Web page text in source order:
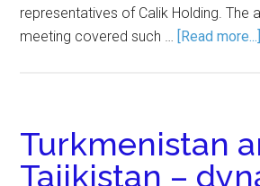
representatives of Calik Holding. The
meeting covered such … [Read more...]
Turkmenistan
Tajikistan –